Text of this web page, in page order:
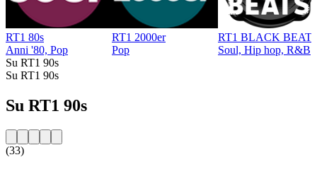
RT1 80s
Anni '80, Pop
RT1 2000er
Pop
RT1 BLACK
Soul, Hip hop, R&B
Su RT1 90s
Su RT1 90s
Su RT1 90s
(33)